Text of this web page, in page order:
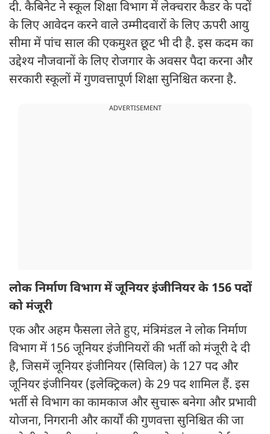
दी. कैबिनेट ने स्कूल शिक्षा विभाग में लेक्चरार कैडर के पदों
के लिए आवेदन करने वाले उम्मीदवारों के लिए ऊपरी आयु
सीमा में पांच साल की एकमुश्त छूट भी दी है. इस कदम का
उद्देश्य नौजवानों के लिए रोजगार के अवसर पैदा करना और
सरकारी स्कूलों में गुणवत्तापूर्ण शिक्षा सुनिश्चित करना है.
ADVERTISEMENT
लोक निर्माण विभाग में जूनियर इंजीनियर के 156 पदों
को मंजूरी
एक और अहम फैसला लेते हुए, मंत्रिमंडल ने लोक निर्माण
विभाग में 156 जूनियर इंजीनियरों की भर्ती को मंजूरी दे दी
है, जिसमें जूनियर इंजीनियर (सिविल) के 127 पद और
जूनियर इंजीनियर (इलेक्ट्रिकल) के 29 पद शामिल हैं. इस
भर्ती से विभाग का कामकाज और सुचारू बनेगा और प्रभावी
योजना, निगरानी और कार्यों की गुणवत्ता सुनिश्चित की जा